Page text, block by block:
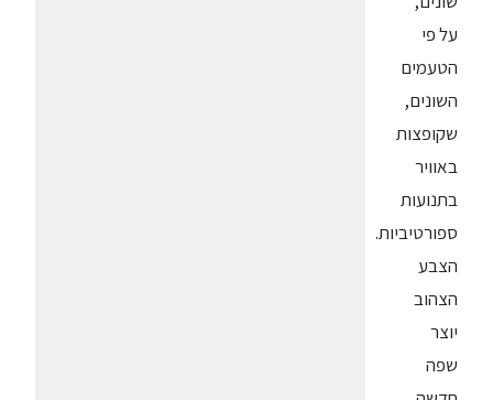
על פי
הטעמים
השונים,
שקופצות
באוויר
בתנועות
ספורטיביות.
הצבע
הצהוב
יוצר
שפה